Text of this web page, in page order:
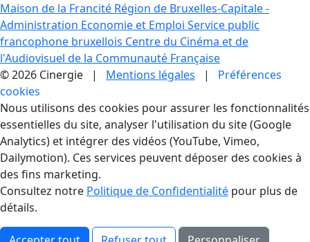
Maison de la Francité Région de Bruxelles-Capitale -
Administration Economie et Emploi Service public
francophone bruxellois Centre du Cinéma et de
l'Audiovisuel de la Communauté Française
© 2026 Cinergie | Mentions légales | Préférences
cookies
Gestion des Cookies
Nous utilisons des cookies pour assurer les fonctionnalités
essentielles du site, analyser l'utilisation du site (Google
Analytics) et intégrer des vidéos (YouTube, Vimeo,
Dailymotion). Ces services peuvent déposer des cookies à
des fins marketing.
Consultez notre Politique de Confidentialité pour plus de
détails.